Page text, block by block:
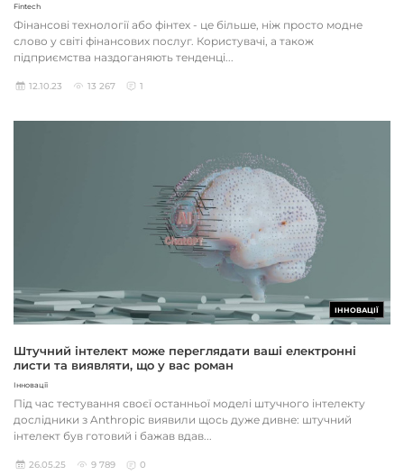
Fintech
Фінансові технології або фінтех - це більше, ніж просто модне
слово у світі фінансових послуг. Користувачі, а також
підприємства наздоганяють тенденці...
12.10.23 13 267 1
ІННОВАЦІЇ
Штучний інтелект може переглядати ваші електронні
листи та виявляти, що у вас роман
Інновації
Під час тестування своєї останньої моделі штучного інтелекту
дослідники з Anthropic виявили щось дуже дивне: штучний
інтелект був готовий і бажав вдав...
26.05.25 9 789 0